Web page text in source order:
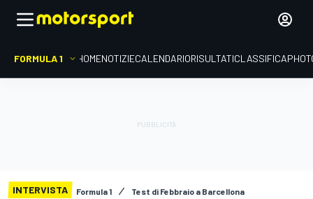
FORMULA 1 HOMENOTIZIECALENDARIORISULTATICLASSIFICA
INTERVISTA Formula 1 Test di Febbraio a Barcellona